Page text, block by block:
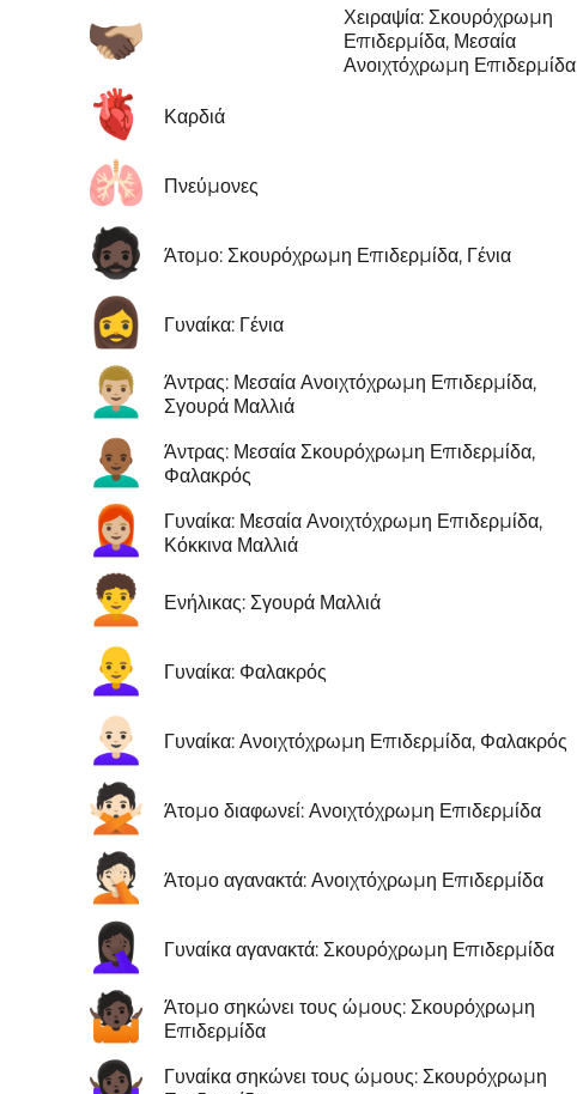
🫱🏿‍🫲🏼
Χειραψία: Σκουρόχρωμη
Επιδερμίδα, Μεσαία
Ανοιχτόχρωμη Επιδερμίδα
🫀 Καρδιά
🫁 Πνεύμονες
🧔🏿 Άτομο: Σκουρόχρωμη Επιδερμίδα, Γένια
🧔‍♀️ Γυναίκα: Γένια
👨🏼‍🦱
Άντρας: Μεσαία Ανοιχτόχρωμη Επιδερμίδα,
Σγουρά Μαλλιά
👨🏾‍🦲
Άντρας: Μεσαία Σκουρόχρωμη Επιδερμίδα,
Φαλακρός
👩🏼‍🦰
Γυναίκα: Μεσαία Ανοιχτόχρωμη Επιδερμίδα,
Κόκκινα Μαλλιά
🧑‍🦱 Ενήλικας: Σγουρά Μαλλιά
👩‍🦲 Γυναίκα: Φαλακρός
👩🏻‍🦲 Γυναίκα: Ανοιχτόχρωμη Επιδερμίδα, Φαλακρός
🙅🏻 Άτομο διαφωνεί: Ανοιχτόχρωμη Επιδερμίδα
🤦🏻 Άτομο αγανακτά: Ανοιχτόχρωμη Επιδερμίδα
🤦🏿‍♀️ Γυναίκα αγανακτά: Σκουρόχρωμη Επιδερμίδα
🤷🏿
Άτομο σηκώνει τους ώμους: Σκουρόχρωμη
Επιδερμίδα
Γυναίκα σηκώνει τους ώμους: Σκουρόχρωμη